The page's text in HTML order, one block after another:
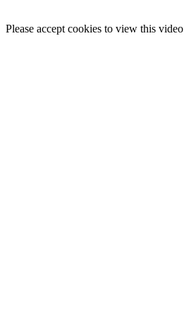
Please accept cookies to view this video